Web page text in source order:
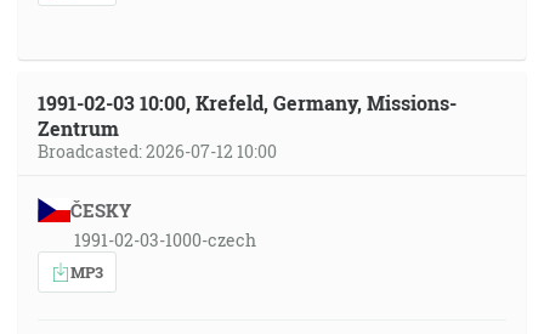
1991-02-03 10:00, Krefeld, Germany, Missions-
Zentrum
Broadcasted: 2026-07-12 10:00
ČESKY
1991-02-03-1000-czech
MP3